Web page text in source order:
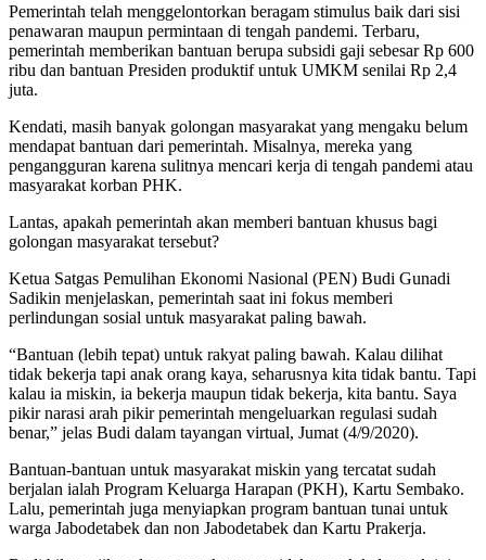
Pemerintah telah menggelontorkan beragam stimulus baik dari sisi
penawaran maupun permintaan di tengah pandemi. Terbaru,
pemerintah memberikan bantuan berupa subsidi gaji sebesar Rp 600
ribu dan bantuan Presiden produktif untuk UMKM senilai Rp 2,4
juta.
Kendati, masih banyak golongan masyarakat yang mengaku belum
mendapat bantuan dari pemerintah. Misalnya, mereka yang
pengangguran karena sulitnya mencari kerja di tengah pandemi atau
masyarakat korban PHK.
Lantas, apakah pemerintah akan memberi bantuan khusus bagi
golongan masyarakat tersebut?
Ketua Satgas Pemulihan Ekonomi Nasional (PEN) Budi Gunadi
Sadikin menjelaskan, pemerintah saat ini fokus memberi
perlindungan sosial untuk masyarakat paling bawah.
“Bantuan (lebih tepat) untuk rakyat paling bawah. Kalau dilihat
tidak bekerja tapi anak orang kaya, seharusnya kita tidak bantu. Tapi
kalau ia miskin, ia bekerja maupun tidak bekerja, kita bantu. Saya
pikir narasi arah pikir pemerintah mengeluarkan regulasi sudah
benar,” jelas Budi dalam tayangan virtual, Jumat (4/9/2020).
Bantuan-bantuan untuk masyarakat miskin yang tercatat sudah
berjalan ialah Program Keluarga Harapan (PKH), Kartu Sembako.
Lalu, pemerintah juga menyiapkan program bantuan tunai untuk
warga Jabodetabek dan non Jabodetabek dan Kartu Prakerja.